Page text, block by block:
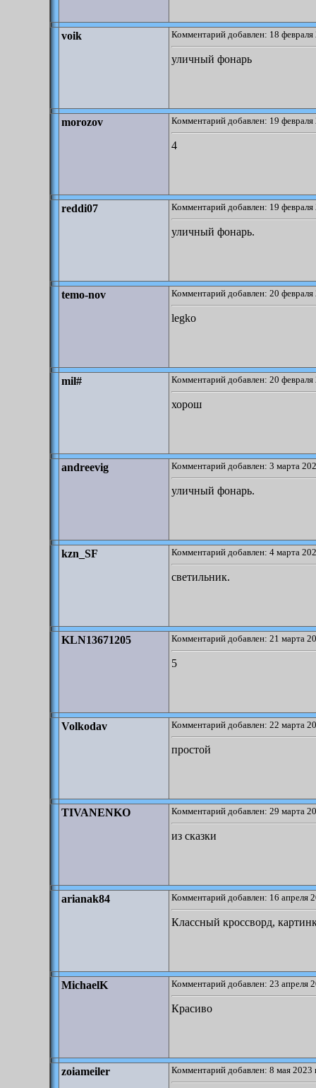
voik Комментарий добавлен: 18
уличный фонарь
morozov Комментарий добавлен: 19
4
reddi07 Комментарий добавлен: 19
уличный фонарь.
temo-nov Комментарий добавлен: 20
legko
mil# Комментарий добавлен: 20
хорош
andreevig Комментарий добавлен: 3 марта
уличный фонарь.
kzn_SF Комментарий добавлен: 4 марта
светильник.
KLN13671205 Комментарий добавлен: 21 марта
5
Volkodav Комментарий добавлен: 22 марта
простой
TIVANENKO Комментарий добавлен: 29 марта
из сказки
arianak84 Комментарий добавлен: 16 апреля
Классный кроссворд,
MichaelK Комментарий добавлен: 23 апреля
Красиво
zoiameiler Комментарий добавлен: 8 мая 2023